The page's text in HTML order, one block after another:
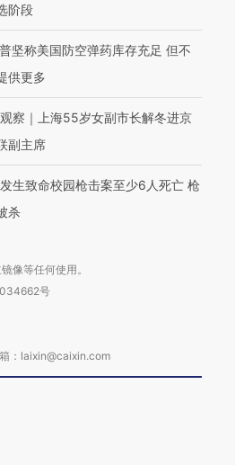
阶段
坚称美国防空弹药库存充足 但不
供更多
察｜上海55岁女副市长解冬进京
副主席
生致命校园枪击案至少6人死亡 枪
杀
像等任何使用。
号
：laixin@caixin.com